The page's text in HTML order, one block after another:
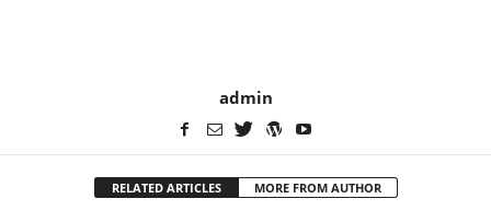
admin
RELATED ARTICLES MORE FROM AUTHOR